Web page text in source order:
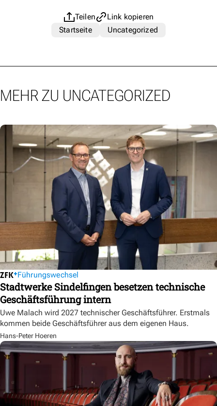
Teilen
Link kopieren
Startseite
Uncategorized
MEHR ZU UNCATEGORIZED
Führungswechsel
Stadtwerke Sindelfingen besetzen technische
Geschäftsführung intern
Uwe Malach wird 2027 technischer Geschäftsführer. Erstmals
kommen beide Geschäftsführer aus dem eigenen Haus.
Hans-Peter Hoeren